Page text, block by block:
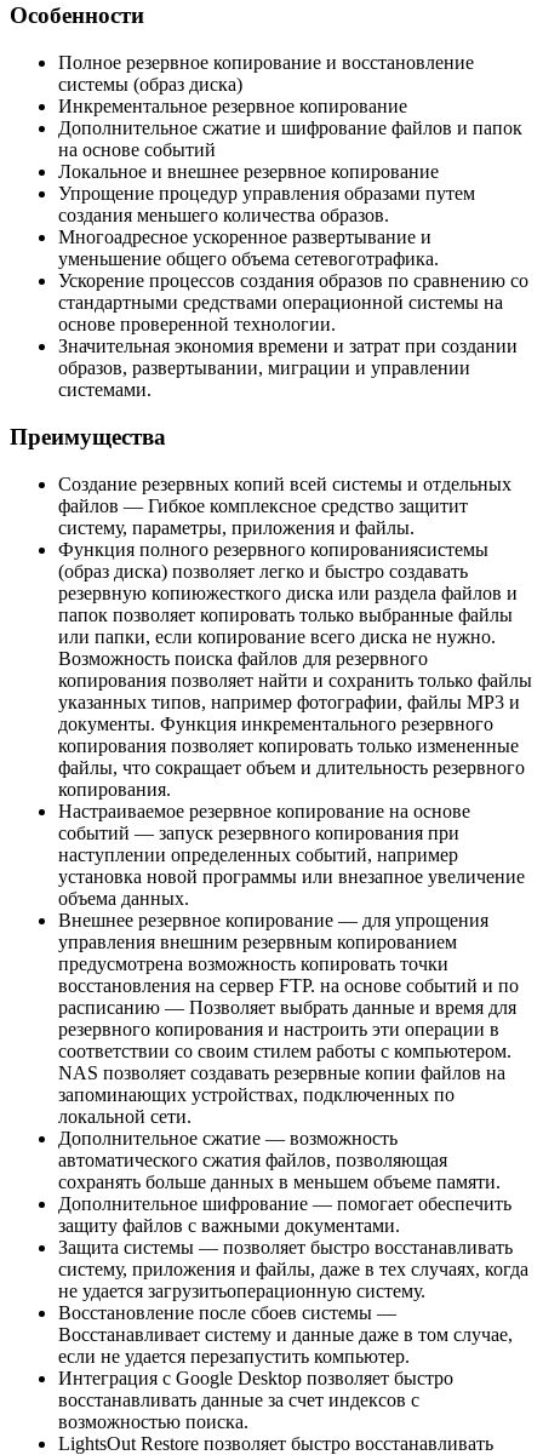
Особенности
Полное резервное копирование и восстановление
системы (образ диска)
Инкрементальное резервное копирование
Дополнительное сжатие и шифрование файлов и папок
на основе событий
Локальное и внешнее резервное копирование
Упрощение процедур управления образами путем
создания меньшего количества образов.
Многоадресное ускоренное развертывание и
уменьшение общего объема сетевоготрафика.
Ускорение процессов создания образов по сравнению со
стандартными средствами операционной системы на
основе проверенной технологии.
Значительная экономия времени и затрат при создании
образов, развертывании, миграции и управлении
системами.
Преимущества
Создание резервных копий всей системы и отдельных
файлов — Гибкое комплексное средство защитит
систему, параметры, приложения и файлы.
Функция полного резервного копированиясистемы
(образ диска) позволяет легко и быстро создавать
резервную копиюжесткого диска или раздела файлов и
папок позволяет копировать только выбранные файлы
или папки, если копирование всего диска не нужно.
Возможность поиска файлов для резервного
копирования позволяет найти и сохранить только файлы
указанных типов, например фотографии, файлы MP3 и
документы. Функция инкрементального резервного
копирования позволяет копировать только измененные
файлы, что сокращает объем и длительность резервного
копирования.
Настраиваемое резервное копирование на основе
событий — запуск резервного копирования при
наступлении определенных событий, например
установка новой программы или внезапное увеличение
объема данных.
Внешнее резервное копирование — для упрощения
управления внешним резервным копированием
предусмотрена возможность копировать точки
восстановления на сервер FTP. на основе событий и по
расписанию — Позволяет выбрать данные и время для
резервного копирования и настроить эти операции в
соответствии со своим стилем работы с компьютером.
NAS позволяет создавать резервные копии файлов на
запоминающих устройствах, подключенных по
локальной сети.
Дополнительное сжатие — возможность
автоматического сжатия файлов, позволяющая
сохранять больше данных в меньшем объеме памяти.
Дополнительное шифрование — помогает обеспечить
защиту файлов с важными документами.
Защита системы — позволяет быстро восстанавливать
систему, приложения и файлы, даже в тех случаях, когда
не удается загрузитьоперационную систему.
Восстановление после сбоев системы —
Восстанавливает систему и данные даже в том случае,
если не удается перезапустить компьютер.
Интеграция с Google Desktop позволяет быстро
восстанавливать данные за счет индексов с
возможностью поиска.
LightsOut Restore позволяет быстро восстанавливать